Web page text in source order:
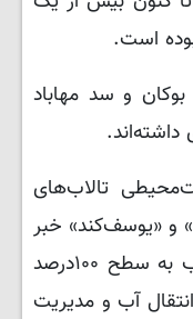
و سد مهاباد
تالاب‌های
و «یوسف‌کند» خبر
داد و افزود: حجم آب این دو تالاب به سطح ۱۰۰درصد
آب و مدیریت